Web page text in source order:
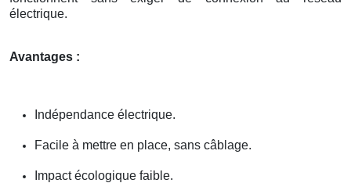
électrique.
Avantages :
Indépendance électrique.
Facile à mettre en place, sans câblage.
Impact écologique faible.